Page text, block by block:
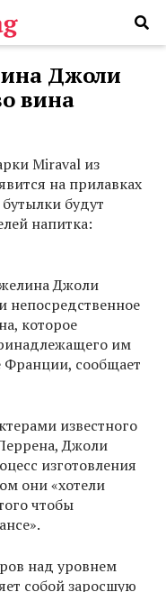
Джоли
вина
Miraval из
на прилавках
будут
напитка:
Джоли
непосредственное
которое
им
Франции, сообщает
известного
Джоли
изготовления
они «хотели
чтобы
над уровнем
собой заросшую